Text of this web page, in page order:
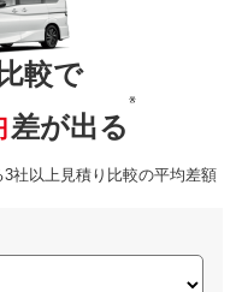
較で
差が出る
※
社以上見積り比較の平均差額